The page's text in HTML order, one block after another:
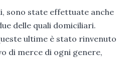
sono state effettuate anche
delle quali domiciliari.
ultime è stato rinvenuto
di merce di ogni genere,